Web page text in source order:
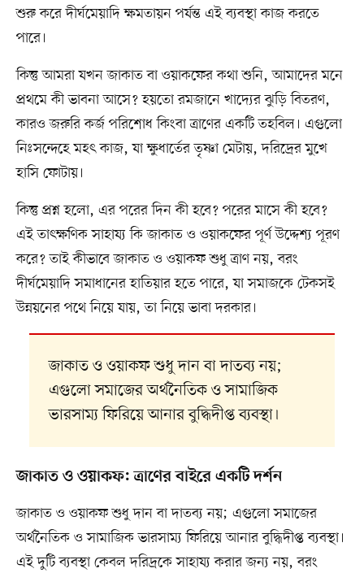
শুরু করে দীর্ঘমেয়াদি ক্ষমতায়ন পর্যন্ত এই ব্যবস্থা কাজ করতে
পারে।
কিন্তু আমরা যখন জাকাত বা ওয়াকফের কথা শুনি, আমাদের মনে
প্রথমে কী ভাবনা আসে? হয়তো রমজানে খাদ্যের ঝুড়ি বিতরণ,
কারও জরুরি কর্জ পরিশোধ কিংবা ত্রাণের একটি তহবিল। এগুলো
নিঃসন্দেহে মহৎ কাজ, যা ক্ষুধার্তের তৃষ্ণা মেটায়, দরিদ্রের মুখে
হাসি ফোটায়।
কিন্তু প্রশ্ন হলো, এর পরের দিন কী হবে? পরের মাসে কী হবে?
এই তাৎক্ষণিক সাহায্য কি জাকাত ও ওয়াকফের পূর্ণ উদ্দেশ্য পূরণ
করে? তাই কীভাবে জাকাত ও ওয়াকফ শুধু ত্রাণ নয়, বরং
দীর্ঘমেয়াদি সমাধানের হাতিয়ার হতে পারে, যা সমাজকে টেকসই
উন্নয়নের পথে নিয়ে যায়, তা নিয়ে ভাবা দরকার।
জাকাত ও ওয়াকফ শুধু দান বা দাতব্য নয়;
এগুলো সমাজের অর্থনৈতিক ও সামাজিক
ভারসাম্য ফিরিয়ে আনার বুদ্ধিদীপ্ত ব্যবস্থা।
জাকাত ও ওয়াকফ: ত্রাণের বাইরে একটি দর্শন
জাকাত ও ওয়াকফ শুধু দান বা দাতব্য নয়; এগুলো সমাজের
অর্থনৈতিক ও সামাজিক ভারসাম্য ফিরিয়ে আনার বুদ্ধিদীপ্ত ব্যবস্থা।
এই দুটি ব্যবস্থা কেবল দরিদ্রকে সাহায্য করার জন্য নয়, বরং